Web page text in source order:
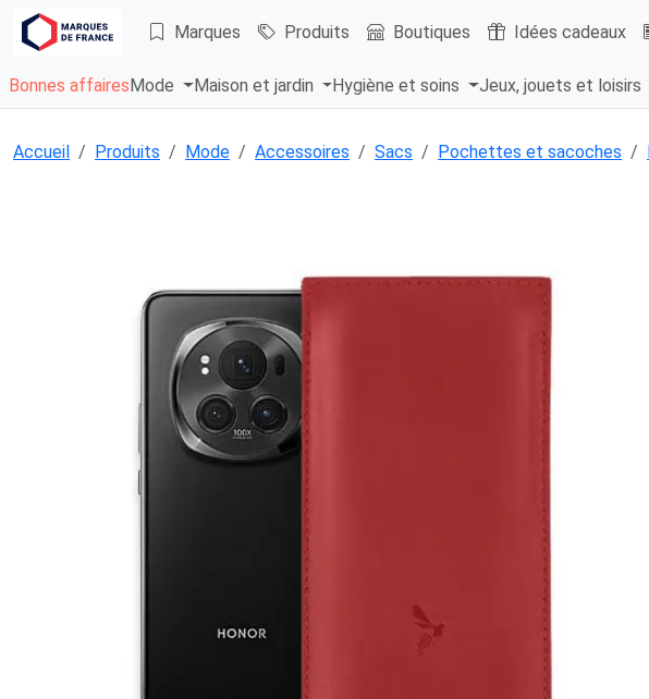
Marques Produits Boutiques Idées cadeaux
Bonnes affaires Mode Maison et jardin Hygiène et soins Jeux, jouets et loisirs
Accueil Produits Mode Accessoires Sacs Pochettes et sacoches